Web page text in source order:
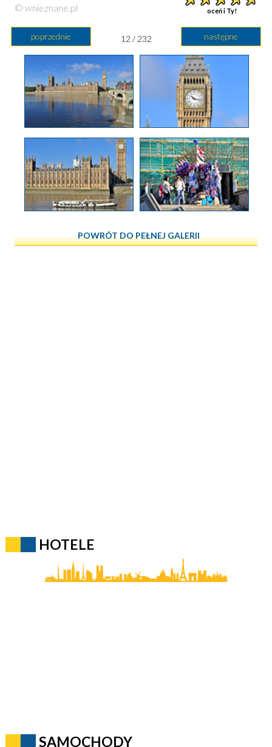
oceń i Ty!
© wnieznane.pl
poprzednie następne
12 / 232
POWRÓT DO PEŁNEJ GALERII
HOTELE
SAMOCHODY